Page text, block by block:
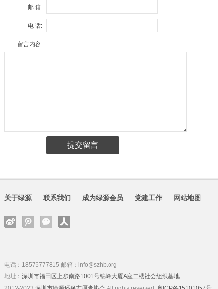
邮 箱:
电 话:
留言内容:
关于绿源 联系我们 成为绿源会员 党建工作 网站地图
电话：18576777815 邮箱：info@szhb.org
地址： 深圳市福田区上步南路1001号锦峰大厦A座二楼社会组织基地